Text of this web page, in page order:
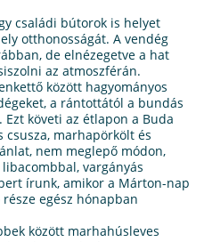
családi bútorok is helyet
otthonosságát. A vendég
de elnézegetve a hat
az atmoszférán.
között hagyományos
a rántottától a bundás
követi az étlapon a Buda
csusza, marhapörkölt és
nem meglepő módon,
vargányás
írunk, amikor a Márton-nap
egész hónapban
között marhahúsleves